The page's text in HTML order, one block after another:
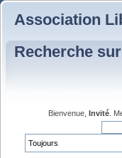
Association
Recherche
Bienvenue, Invité .